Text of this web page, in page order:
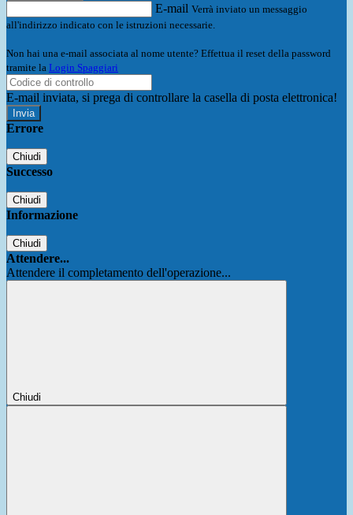
E-mail Verrà inviato un messaggio
all'indirizzo indicato con le istruzioni necessarie.
Non hai una e-mail associata al nome utente? Effettua il reset della password
tramite la Login Spaggiari
E-mail inviata, si prega di controllare la casella di posta elettronica!
Errore
Chiudi
Successo
Chiudi
Informazione
Chiudi
Attendere...
Attendere il completamento dell'operazione...
Chiudi